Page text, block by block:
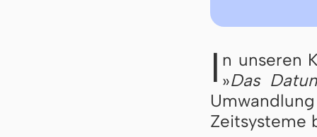
I n unseren
»Das
Zeitsysteme